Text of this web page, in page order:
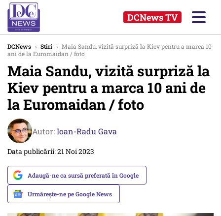
DCNews TV
DCNews › Stiri › Maia Sandu, vizită surpriză la Kiev pentru a marca 10
ani de la Euromaidan / foto
Maia Sandu, vizită surpriză la
Kiev pentru a marca 10 ani de
la Euromaidan / foto
Autor:Ioan-Radu Gava
Data publicării: 21 Noi 2023
Adaugă-ne ca sursă preferată în Google
Urmărește-ne pe Google News